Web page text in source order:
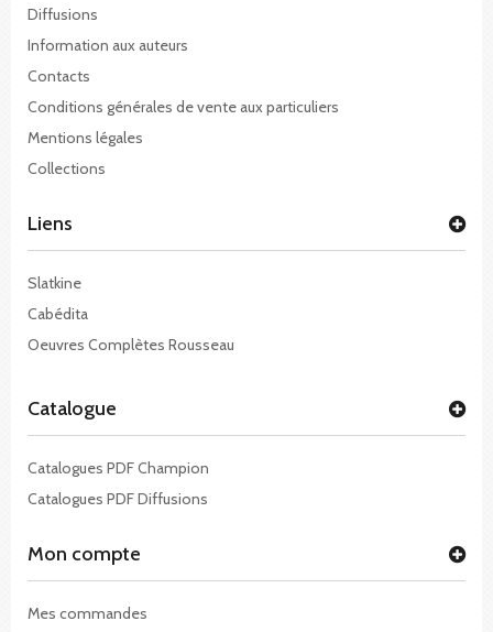
Diffusions
Information aux auteurs
Contacts
Conditions générales de vente aux particuliers
Mentions légales
Collections
Liens
Slatkine
Cabédita
Oeuvres Complètes Rousseau
Catalogue
Catalogues PDF Champion
Catalogues PDF Diffusions
Mon compte
Mes commandes